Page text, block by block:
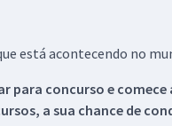
está acontecendo no
para concurso e
a sua chance de